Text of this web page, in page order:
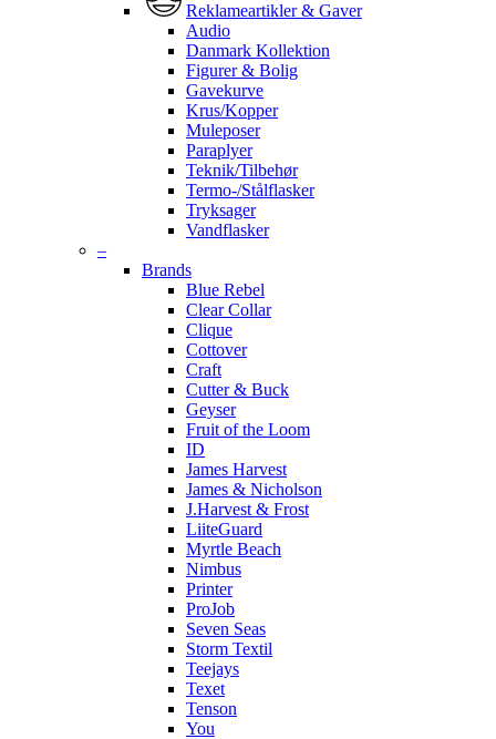
Reklameartikler & Gaver
Audio
Danmark Kollektion
Figurer & Bolig
Gavekurve
Krus/Kopper
Muleposer
Paraplyer
Teknik/Tilbehør
Termo-/Stålflasker
Tryksager
Vandflasker
–
Brands
Blue Rebel
Clear Collar
Clique
Cottover
Craft
Cutter & Buck
Geyser
Fruit of the Loom
ID
James Harvest
James & Nicholson
J.Harvest & Frost
LiiteGuard
Myrtle Beach
Nimbus
Printer
ProJob
Seven Seas
Storm Textil
Teejays
Texet
Tenson
You